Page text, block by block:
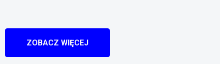
ZOBACZ WIĘCEJ